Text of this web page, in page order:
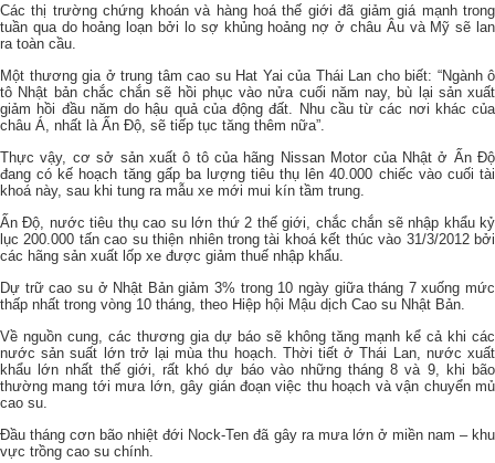
Các thị trường chứng khoán và hàng hoá thế giới đã giảm giá mạnh trong
tuần qua do hoảng loạn bởi lo sợ khủng hoảng nợ ở châu Âu và Mỹ sẽ lan
ra toàn cầu.
Một thương gia ở trung tâm cao su Hat Yai của Thái Lan cho biết: “Ngành ô
tô Nhật bản chắc chắn sẽ hồi phục vào nửa cuối năm nay, bù lại sản xuất
giảm hồi đầu năm do hậu quả của động đất. Nhu cầu từ các nơi khác của
châu Á, nhất là Ấn Độ, sẽ tiếp tục tăng thêm nữa”.
Thực vậy, cơ sở sản xuất ô tô của hãng Nissan Motor của Nhật ở Ấn Độ
đang có kế hoạch tăng gấp ba lượng tiêu thụ lên 40.000 chiếc vào cuối tài
khoá này, sau khi tung ra mẫu xe mới mui kín tầm trung.
Ấn Độ, nước tiêu thụ cao su lớn thứ 2 thế giới, chắc chắn sẽ nhập khẩu kỷ
lục 200.000 tấn cao su thiện nhiên trong tài khoá kết thúc vào 31/3/2012 bởi
các hãng sản xuất lốp xe được giảm thuế nhập khẩu.
Dự trữ cao su ở Nhật Bản giảm 3% trong 10 ngày giữa tháng 7 xuống mức
thấp nhất trong vòng 10 tháng, theo Hiệp hội Mậu dịch Cao su Nhật Bản.
Về nguồn cung, các thương gia dự báo sẽ không tăng mạnh kể cả khi các
nước sản suất lớn trở lại mùa thu hoạch. Thời tiết ở Thái Lan, nước xuất
khẩu lớn nhất thế giới, rất khó dự báo vào những tháng 8 và 9, khi bão
thường mang tới mưa lớn, gây gián đoạn việc thu hoạch và vận chuyển mủ
cao su.
Đầu tháng cơn bão nhiệt đới Nock-Ten đã gây ra mưa lớn ở miền nam – khu
vực trồng cao su chính.